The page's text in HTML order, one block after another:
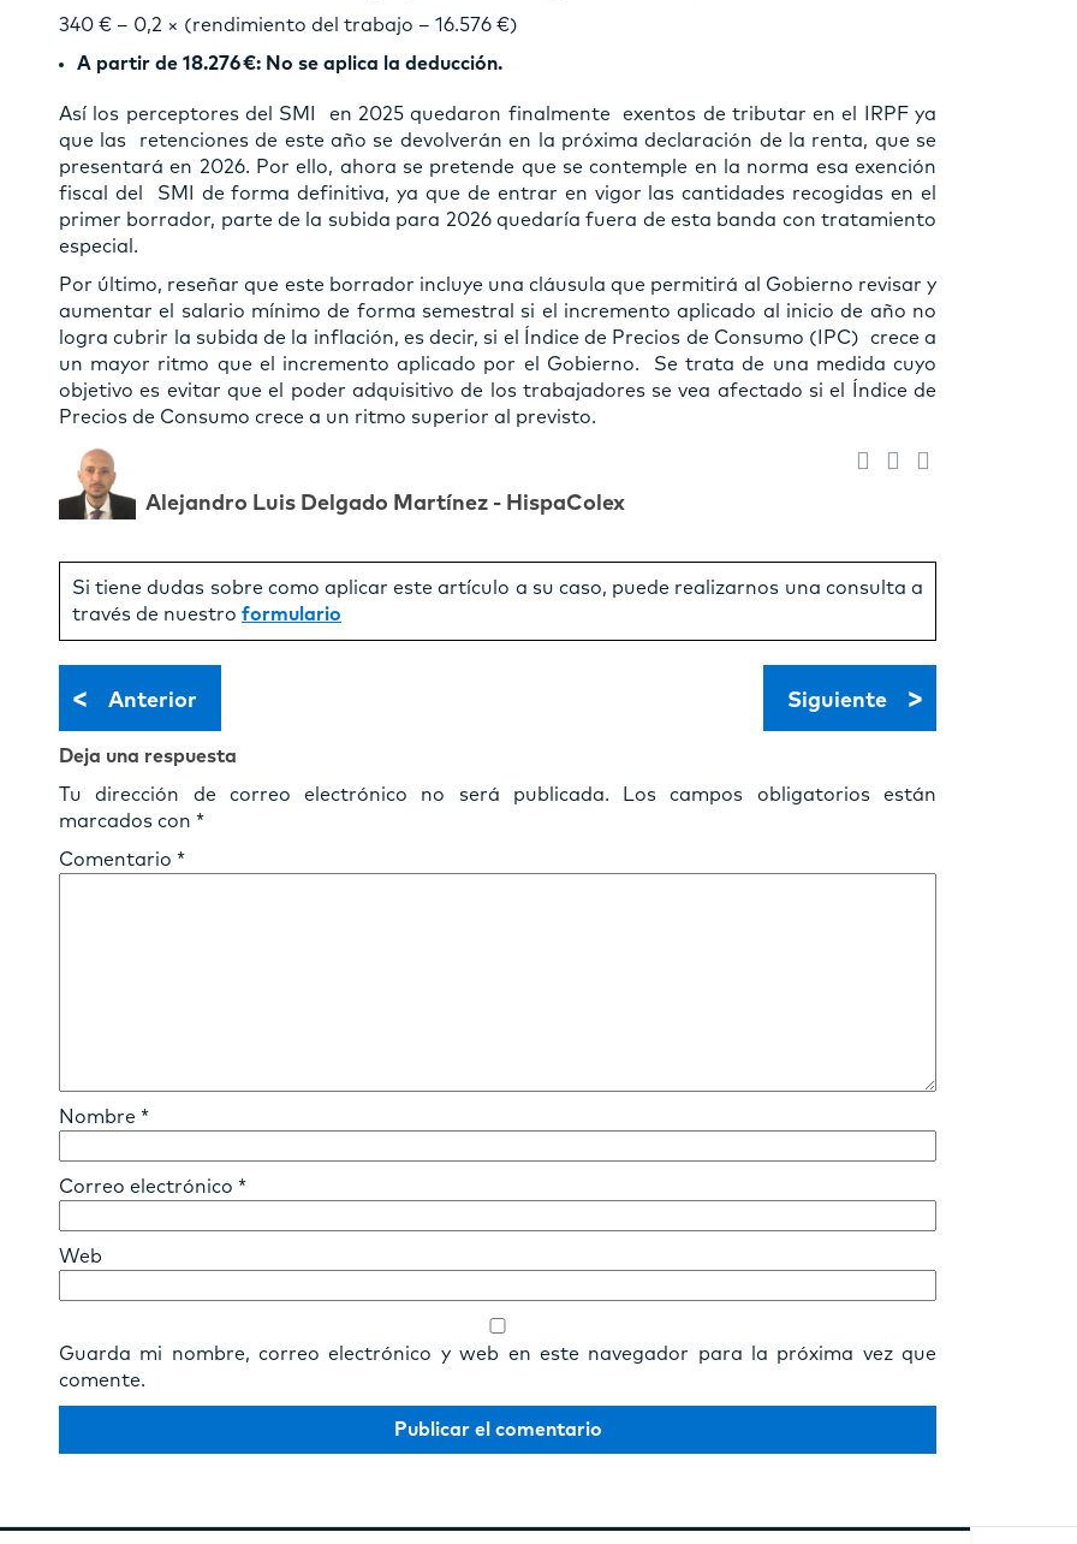
340 € – 0,2 × (rendimiento del trabajo – 16.576 €)
A partir de 18.276 €: No se aplica la deducción.
Así los perceptores del SMI en 2025 quedaron finalmente exentos de tributar en el IRPF ya
que las retenciones de este año se devolverán en la próxima declaración de la renta, que se
presentará en 2026. Por ello, ahora se pretende que se contemple en la norma esa exención
fiscal del SMI de forma definitiva, ya que de entrar en vigor las cantidades recogidas en el
primer borrador, parte de la subida para 2026 quedaría fuera de esta banda con tratamiento
especial.
Por último, reseñar que este borrador incluye una cláusula que permitirá al Gobierno revisar y
aumentar el salario mínimo de forma semestral si el incremento aplicado al inicio de año no
logra cubrir la subida de la inflación, es decir, si el Índice de Precios de Consumo (IPC) crece a
un mayor ritmo que el incremento aplicado por el Gobierno. Se trata de una medida cuyo
objetivo es evitar que el poder adquisitivo de los trabajadores se vea afectado si el Índice de
Precios de Consumo crece a un ritmo superior al previsto.
Alejandro Luis Delgado Martínez - HispaColex
Si tiene dudas sobre como aplicar este artículo a su caso, puede realizarnos una consulta a
través de nuestro formulario
< Anterior Siguiente >
Deja una respuesta
Tu dirección de correo electrónico no será publicada.
Los campos obligatorios están
marcados con *
Comentario *
Nombre *
Correo electrónico *
Web
Guarda mi nombre, correo electrónico y web en este navegador para la próxima vez que
comente.